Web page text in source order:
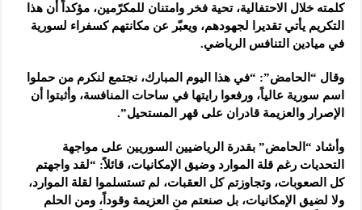
كلمته خلال الاحتفالية، تحية فخر وامتنان للمكرّمين، مؤكداً أن هذا
التكريم يأتي تقديرا لجهودهم، ويعبّر عن مكانتهم كسفراء لسورية
في ميادين التنافس الرياضي.
وقال “الحامض”: “في هذا اليوم المبارك، نجتمع لنكرم من حملوا
اسم سورية عالياً، ورفعوا رايتها في ساحات المنافسة، وأثبتوا أن
الإصرار والعزيمة قادران على قهر المستحيل”.
وأشاد “الحامض” بقدرة الرياضيين السوريين على مواجهة
التحديات رغم قلة الموارد وضيق الإمكانيات، قائلاً: “لقد واجهتم
كل الصعوبات، وتجاوزتم كل العقبات، لم تستسلموا لقلة الموارد،
ولا لضيق الإمكانيات، بل صنعتم من العزيمة وقوداً، ومن الحلم